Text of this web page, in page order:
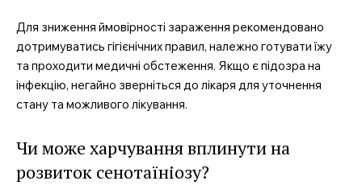
Для зниження ймовірності зараження рекомендовано
дотримуватись гігієнічних правил, належно готувати їжу
та проходити медичні обстеження. Якщо є підозра на
інфекцію, негайно зверніться до лікаря для уточнення
стану та можливого лікування.
Чи може харчування вплинути на
розвиток сенотаїніозу?